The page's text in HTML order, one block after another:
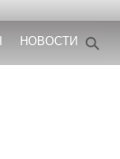
НОВОСТИ